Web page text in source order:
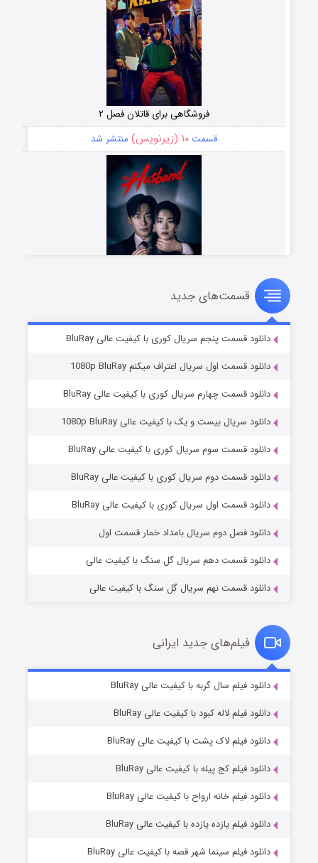
فروشگاهی برای قاتلان فصل ۲
قسمت۱۰ (زیرنویس) منتشر شد
قسمت۸ (زیرنویس) منتشر شد
عملیات آپارتمان
قسمت۲ (زیرنویس) منتشر شد
قسمت۲ (زیرنویس) منتشر شد
قسمت‌های جدید
دانلود قسمت پنجم سریال کوری با کیفیت عالی BluRay
دانلود قسمت اول سریال اعتراف میکنم 1080p BluRay
دانلود قسمت چهارم سریال کوری با کیفیت عالی BluRay
دانلود سریال بیست و یک با کیفیت عالی 1080p BluRay
دانلود قسمت سوم سریال کوری با کیفیت عالی BluRay
دانلود قسمت دوم سریال کوری با کیفیت عالی BluRay
دانلود قسمت اول سریال کوری با کیفیت عالی BluRay
دانلود فصل دوم سریال بامداد خمار قسمت اول
دانلود قسمت دهم سریال گل سنگ با کیفیت عالی
دانلود قسمت نهم سریال گل سنگ با کیفیت عالی
فیلم‌های جدید ایرانی
دانلود فیلم سال گربه با کیفیت عالی BluRay
دانلود فیلم لاله کبود با کیفیت عالی BluRay
دانلود فیلم لاک پشت با کیفیت عالی BluRay
دانلود فیلم کج‌ پیله با کیفیت عالی BluRay
دانلود فیلم خانه ارواح با کیفیت عالی BluRay
دانلود فیلم یازده یازده با کیفیت عالی BluRay
دانلود فیلم سینما شهر قصه با کیفیت عالی BluRay